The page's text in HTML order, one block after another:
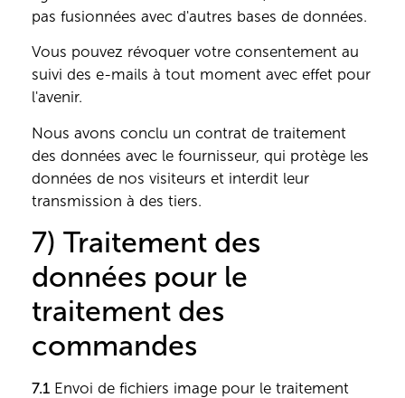
pas fusionnées avec d'autres bases de données.
Vous pouvez révoquer votre consentement au
suivi des e-mails à tout moment avec effet pour
l'avenir.
Nous avons conclu un contrat de traitement
des données avec le fournisseur, qui protège les
données de nos visiteurs et interdit leur
transmission à des tiers.
7) Traitement des
données pour le
traitement des
commandes
7.1 Envoi de fichiers image pour le traitement